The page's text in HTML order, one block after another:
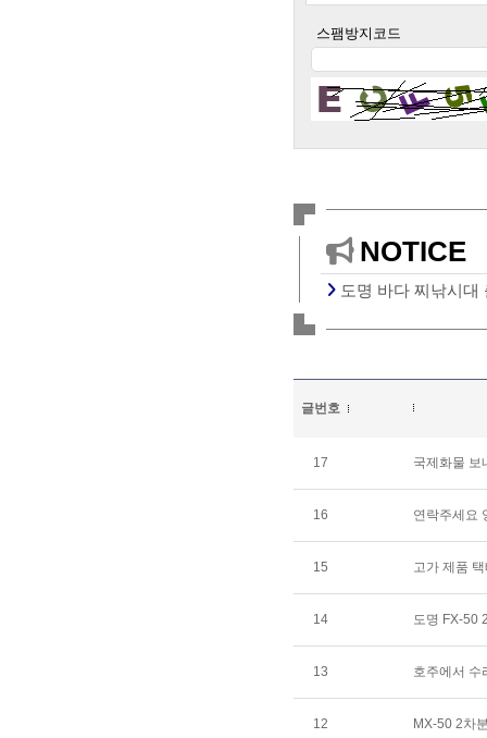
스팸방지코드
NOTICE
도명 바다 찌낚시대
글번호
17 국제화물 보
16 연락주세요
15 고가 제품
14 도명 FX-50
13 호주에서 수
12 MX-50 2차